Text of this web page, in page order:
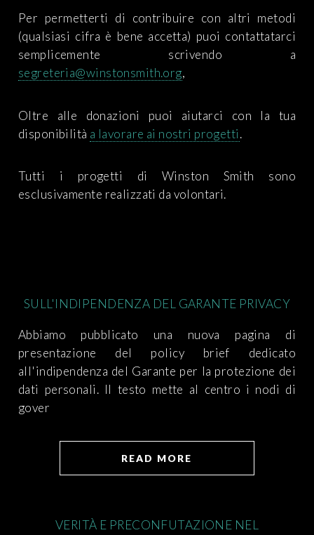
Per permetterti di contribuire con altri metodi
(qualsiasi cifra è bene accetta) puoi contattatarci
semplicemente scrivendo a
segreteria@winstonsmith.org,
Oltre alle donazioni puoi aiutarci con la tua
disponibilità a lavorare ai nostri progetti.
Tutti i progetti di Winston Smith sono
esclusivamente realizzati da volontari.
SULL'INDIPENDENZA DEL GARANTE PRIVACY
Abbiamo pubblicato una nuova pagina di
presentazione del policy brief dedicato
all'indipendenza del Garante per la protezione dei
dati personali. Il testo mette al centro i nodi di
gover
READ MORE
VERITÀ E PRECONFUTAZIONE NEL